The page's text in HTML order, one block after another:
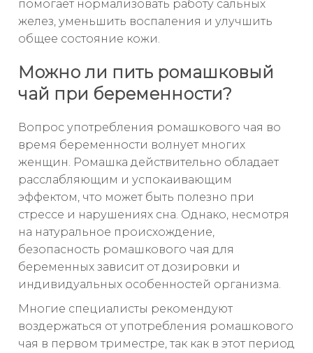
помогает нормализовать работу сальных
желез, уменьшить воспаления и улучшить
общее состояние кожи.
Можно ли пить ромашковый
чай при беременности?
Вопрос употребления ромашкового чая во
время беременности волнует многих
женщин. Ромашка действительно обладает
расслабляющим и успокаивающим
эффектом, что может быть полезно при
стрессе и нарушениях сна. Однако, несмотря
на натуральное происхождение,
безопасность ромашкового чая для
беременных зависит от дозировки и
индивидуальных особенностей организма.
Многие специалисты рекомендуют
воздержаться от употребления ромашкового
чая в первом триместре, так как в этот период